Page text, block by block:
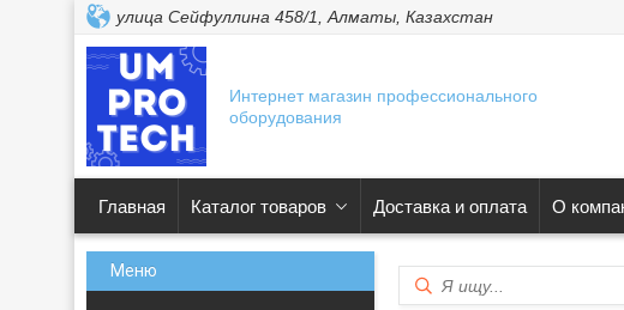
улица Сейфуллина 458/1, Алматы, Казахстан
Интернет магазин профессионального
оборудования
Главная Каталог товаров Доставка и оплата О